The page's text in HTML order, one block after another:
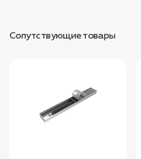
Сопутствующие товары